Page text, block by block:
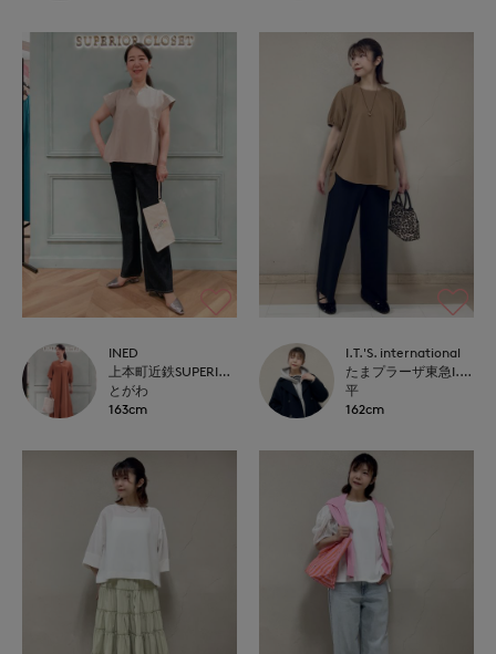
INED
上本町近鉄SUPERIORCLOSET
とがわ
163cm
I.T.'S. international
たまプラーザ東急I.T.'S.international
平
162cm